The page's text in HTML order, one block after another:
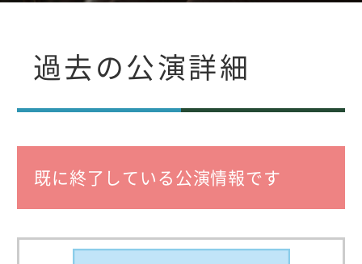
過去の公演詳細
既に終了している公演情報です